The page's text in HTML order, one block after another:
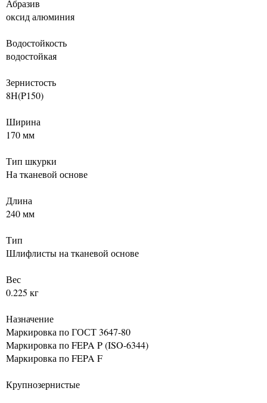
Абразив
оксид алюминия
Водостойкость
водостойкая
Зернистость
8Н(P150)
Ширина
170 мм
Тип шкурки
На тканевой основе
Длина
240 мм
Тип
Шлифлисты на тканевой основе
Вес
0.225 кг
Назначение
Маркировка по ГОСТ 3647-80
Маркировка по FEPA P (ISO-6344)
Маркировка по FEPA F
Крупнозернистые